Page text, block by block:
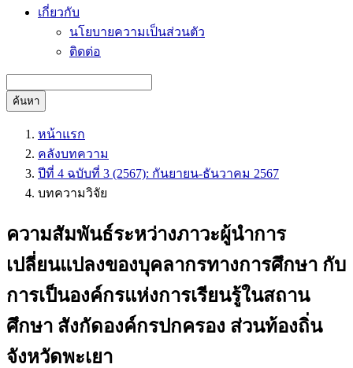
เกี่ยวกับ
นโยบายความเป็นส่วนตัว
ติดต่อ
ค้นหา
หน้าแรก
คลังบทความ
ปีที่ 4 ฉบับที่ 3 (2567): กันยายน-ธันวาคม 2567
บทความวิจัย
ความสัมพันธ์ระหว่างภาวะผู้นำการ
เปลี่ยนแปลงของบุคลากรทางการศึกษา กับ
การเป็นองค์กรแห่งการเรียนรู้ในสถาน
ศึกษา สังกัดองค์กรปกครอง ส่วนท้องถิ่น
จังหวัดพะเยา